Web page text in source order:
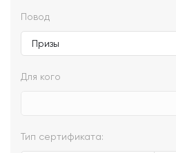
Повод
Для кого
Тип сертификата: